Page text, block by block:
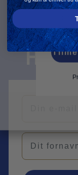
Navn
HOLD
HB
Navn